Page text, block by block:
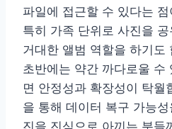
파일에 접근할 수 있다는
특히 가족 단위로 사진을
거대한 앨범 역할을 하기도
초반에는 약간 까다로울 수
면 안정성과 확장성이 탁월
을 통해 데이터 복구 가능
진을 진심으로 아끼는 분들